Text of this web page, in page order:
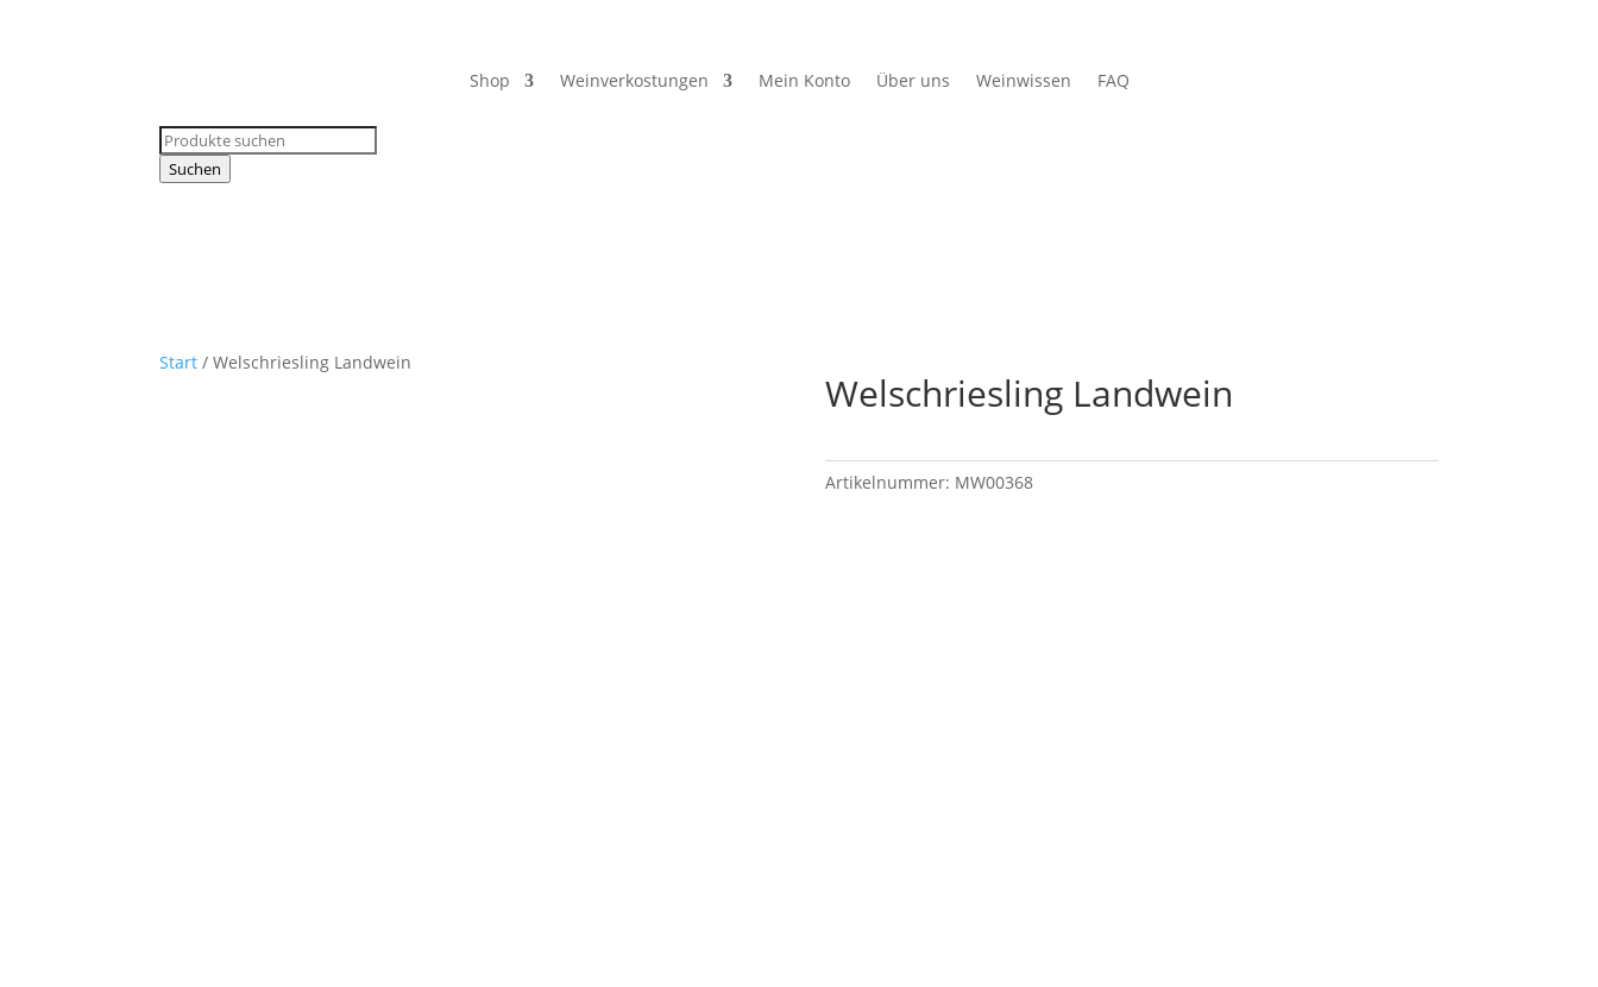
Shop Weinverkostungen Mein Konto Über uns Weinwissen FAQ
Products
search
Suchen
Start / Welschriesling Landwein
Welschriesling Landwein
Artikelnummer: MW00368